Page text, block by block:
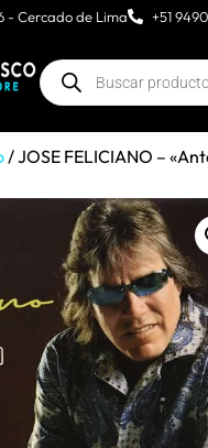
- Cercado de Lima +51
/ JOSE FELICIANO –